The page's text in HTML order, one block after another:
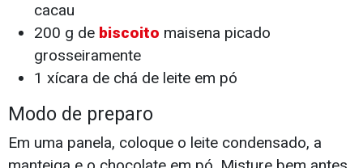
cacau
200 g de biscoito maisena picado
grosseiramente
1 xícara de chá de leite em pó
Modo de preparo
Em uma panela, coloque o leite condensado, a